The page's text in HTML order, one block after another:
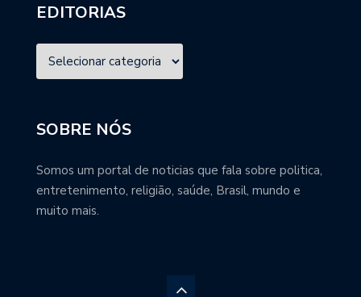
EDITORIAS
SOBRE NÓS
Somos um portal de noticias que fala sobre politica,
entretenimento, religião, saúde, Brasil, mundo e
muito mais.